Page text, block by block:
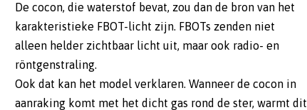
De cocon, die waterstof bevat, zou dan de bron van het
karakteristieke FBOT-licht zijn. FBOTs zenden niet
alleen helder zichtbaar licht uit, maar ook radio- en
röntgenstraling.
Ook dat kan het model verklaren. Wanneer de cocon in
aanraking komt met het dicht gas rond de ster, warmt dit